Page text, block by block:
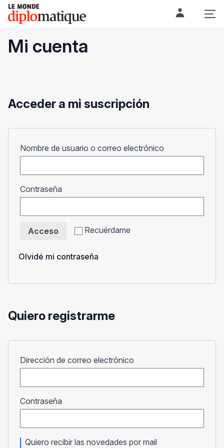
Skip
content
Le monde diplomatique
Mi cuenta
Acceder a mi suscripción
Nombre de usuario o correo electrónico
Contraseña
Recuérdame
Acceso
Olvidé mi contraseña
Quiero registrarme
Dirección de correo electrónico
Contraseña
Quiero recibir las novedades por mail